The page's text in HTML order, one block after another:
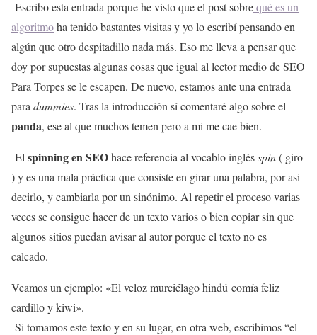
Escribo esta entrada porque he visto que el post sobrequé es un
algoritmoha tenido bastantes visitas y yo lo escribí pensando en
algún que otro despitadillo nada más. Eso me lleva a pensar que
doy por supuestas algunas cosas que igual al lector medio de SEO
Para Torpes se le escapen. De nuevo, estamos ante una entrada
para dummies. Tras la introducción sí comentaré algo sobre el
panda, ese al que muchos temen pero a mi me cae bien.
El spinning en SEOhace referencia al vocablo inglésspin( giro
) y es una mala práctica que consiste en girar una palabra, por asi
decirlo, y cambiarla por un sinónimo. Al repetir el proceso varias
veces se consigue hacer de un texto varios o bien copiar sin que
algunos sitios puedan avisar al autor porque el texto no es
calcado.
Veamos un ejemplo: «El veloz murciélago hindú comía feliz
cardillo y kiwi».
Si tomamos este texto y en su lugar, en otra web, escribimos “el